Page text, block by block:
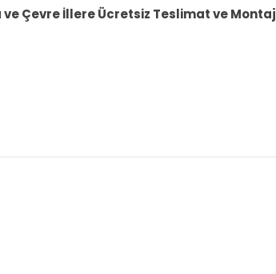
ve Çevre İllere Ücretsiz Teslimat ve Montaj